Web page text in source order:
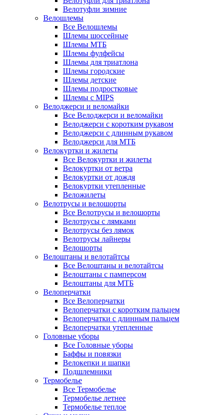
Велотуфли зимние
Велошлемы
Все Велошлемы
Шлемы шоссейные
Шлемы МТБ
Шлемы фулфейсы
Шлемы для триатлона
Шлемы городские
Шлемы детские
Шлемы подростковые
Шлемы с MIPS
Велоджерси и веломайки
Все Велоджерси и веломайки
Велоджерси с коротким рукавом
Велоджерси с длинным рукавом
Велоджерси для МТБ
Велокуртки и жилеты
Все Велокуртки и жилеты
Велокуртки от ветра
Велокуртки от дождя
Велокуртки утепленные
Веложилеты
Велотрусы и велошорты
Все Велотрусы и велошорты
Велотрусы с лямками
Велотрусы без лямок
Велотрусы лайнеры
Велошорты
Велоштаны и велотайтсы
Все Велоштаны и велотайтсы
Велоштаны с памперсом
Велоштаны для МТБ
Велоперчатки
Все Велоперчатки
Велоперчатки с коротким пальцем
Велоперчатки с длинным пальцем
Велоперчатки утепленные
Головные уборы
Все Головные уборы
Баффы и повязки
Велокепки и шапки
Подшлемники
Термобелье
Все Термобелье
Термобелье летнее
Термобелье теплое